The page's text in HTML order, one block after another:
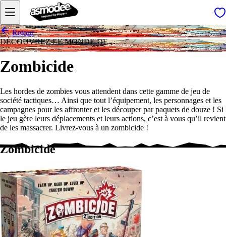
Retour
DÉCOUVREZ LE MONDE DE
Zombicide
Les hordes de zombies vous attendent dans cette gamme de jeu de
société tactiques… Ainsi que tout l’équipement, les personnages et les
campagnes pour les affronter et les découper par paquets de douze ! Si
le jeu gère leurs déplacements et leurs actions, c’est à vous qu’il revient
de les massacrer. Livrez-vous à un zombicide !
Zombicide